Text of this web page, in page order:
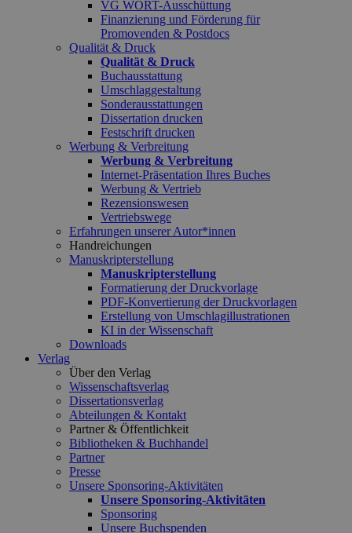
VG WORT-Ausschüttung
Finanzierung und Förderung für
Promovenden & Postdocs
Qualität & Druck
Qualität & Druck
Buchausstattung
Umschlaggestaltung
Sonderausstattungen
Dissertation drucken
Festschrift drucken
Werbung & Verbreitung
Werbung & Verbreitung
Internet-Präsentation Ihres Buches
Werbung & Vertrieb
Rezensionswesen
Vertriebswege
Erfahrungen unserer Autor*innen
Handreichungen
Manuskripterstellung
Manuskripterstellung
Formatierung der Druckvorlage
PDF-Konvertierung der Druckvorlagen
Erstellung von Umschlagillustrationen
KI in der Wissenschaft
Downloads
Verlag
Über den Verlag
Wissenschaftsverlag
Dissertationsverlag
Abteilungen & Kontakt
Partner & Öffentlichkeit
Bibliotheken & Buchhandel
Partner
Presse
Unsere Sponsoring-Aktivitäten
Unsere Sponsoring-Aktivitäten
Sponsoring
Unsere Buchspenden